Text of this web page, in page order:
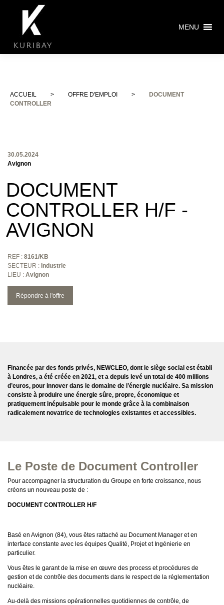
MENU
ACCUEIL > OFFRE D'EMPLOI >
DOCUMENT
CONTROLLER
30.05.2024
Avignon
DOCUMENT
CONTROLLER H/F -
AVIGNON
REF : 8161/KB
SECTEUR : Industrie
LIEU : Avignon
Répondre à l'offre
Financée par des fonds privés, NEWCLEO, dont le siège social est établi
à Londres, a été créée en 2021, et a depuis levé un total de 400 millions
d’euros, pour innover dans le domaine de l’énergie nucléaire. Sa mission
consiste à produire une énergie sûre, propre, économique et
pratiquement inépuisable pour le monde grâce à la combinaison
radicalement novatrice de technologies existantes et accessibles.
Le Poste de Document Controller
Pour accompagner la structuration du Groupe en forte croissance, nous
créons un nouveau poste de :
DOCUMENT CONTROLLER H/F
Basé en Avignon (84), vous êtes rattaché au Document Manager et en
interface constante avec les équipes Qualité, Projet et Ingénierie en
particulier.
Vous êtes le garant de la mise en œuvre des process et procédures de
gestion et de contrôle des documents dans le respect de la réglementation
nucléaire.
Au-delà des missions opérationnelles quotidiennes de contrôle, de